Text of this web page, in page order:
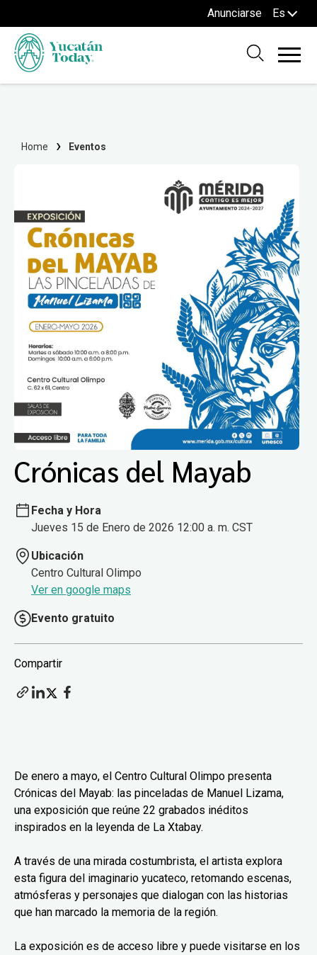
Anunciarse Es
Home Eventos
Crónicas del Mayab
Fecha y Hora
Jueves 15 de Enero de 2026 12:00 a. m. CST
Ubicación
Centro Cultural Olimpo
Ver en google maps
Evento gratuito
Compartir
De enero a mayo, el Centro Cultural Olimpo presenta
Crónicas del Mayab: las pinceladas de Manuel Lizama,
una exposición que reúne 22 grabados inéditos
inspirados en la leyenda de La Xtabay.
A través de una mirada costumbrista, el artista explora
esta figura del imaginario yucateco, retomando escenas,
atmósferas y personajes que dialogan con las historias
que han marcado la memoria de la región.
La exposición es de acceso libre y puede visitarse en los